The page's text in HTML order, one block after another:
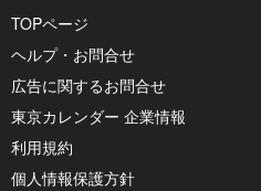
TOPページ
ヘルプ・お問合せ
広告に関するお問合せ
東京カレンダー 企業情報
利用規約
個人情報保護方針